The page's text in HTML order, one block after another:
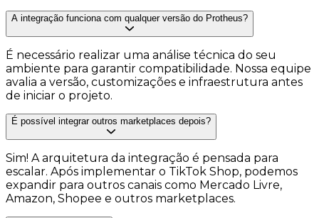
A integração funciona com qualquer versão do Protheus?
É necessário realizar uma análise técnica do seu
ambiente para garantir compatibilidade. Nossa equipe
avalia a versão, customizações e infraestrutura antes
de iniciar o projeto.
É possível integrar outros marketplaces depois?
Sim! A arquitetura da integração é pensada para
escalar. Após implementar o TikTok Shop, podemos
expandir para outros canais como Mercado Livre,
Amazon, Shopee e outros marketplaces.